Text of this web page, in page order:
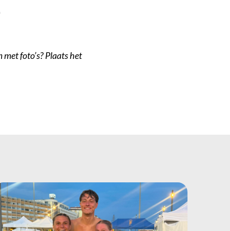
foto’s? Plaats het